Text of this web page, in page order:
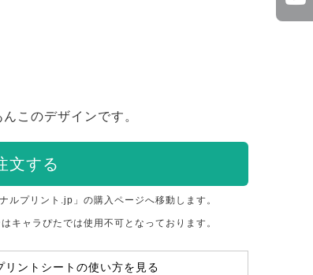
このデザインです。
文する
プリント.jp」の購入ページへ移動します。
キャラぴたでは使用不可となっております。
リントシートの使い方を見る